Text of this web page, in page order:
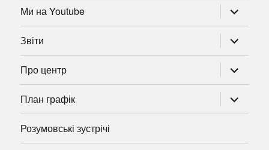
Ми на Youtube
підменю
Звіти
підменю
Про центр
підменю
План графік
підменю
Розумовські зустрічі